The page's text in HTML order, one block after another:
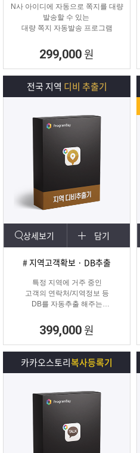
N사 아이디에 자동으로 쪽지를 대량
발송할 수 있는
대량 쪽지 자동발송 프로그램
299,000 원
전국 지역 디비 추출기
상세보기 담기
# 지역고객확보 · DB추출
특정 지역에 거주 중인
고객의 연락처/지역정보 등
DB를 자동추출 해주는
399,000 원
카카오스토리복사등록기